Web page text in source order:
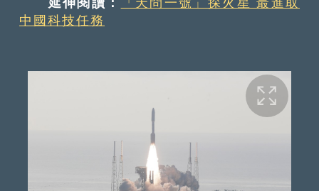
中國科技任務